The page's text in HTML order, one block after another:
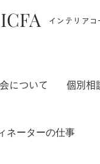
ICFA インテリアコ
について 個別相
ネーターの仕事